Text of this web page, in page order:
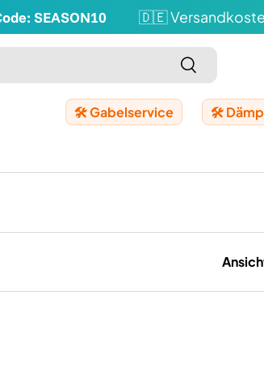
SEASON10 🇩🇪
Suchen
🛠️ Gabelservice 🛠️